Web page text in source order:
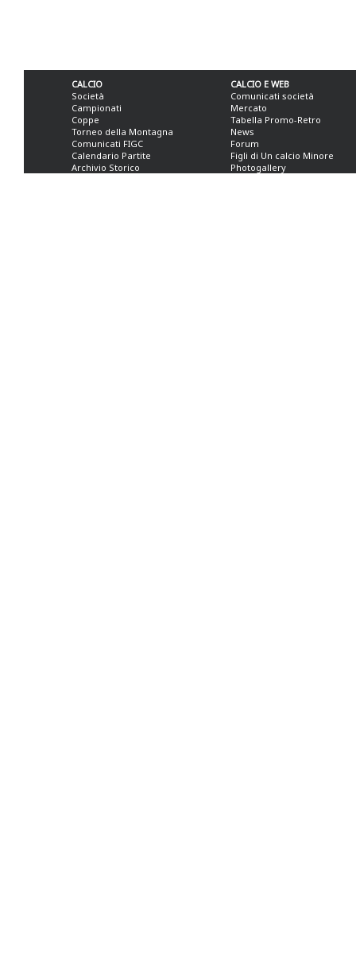
CALCIO
Società
Campionati
Coppe
Torneo della Montagna
Comunicati FIGC
Calendario Partite
Archivio Storico
CALCIO E WEB
Comunicati società
Mercato
Tabella Promo-Retro
News
Forum
Figli di Un calcio Minore
Photogallery